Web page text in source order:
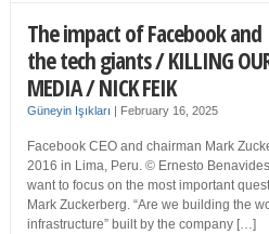
The impact of Facebook and
the tech giants / KILLING
MEDIA / NICK FEIK
Güneyin Işıkları | February 16, 2025
Facebook CEO and chairman Mark
2016 in Lima, Peru. © Ernesto Benavides
want to focus on the most important
Mark Zuckerberg. “Are we building the
infrastructure” built by the company […]